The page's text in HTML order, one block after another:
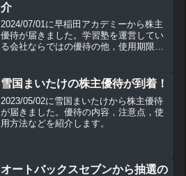
介
2024/07/01に早稲田アカデミーから株主
優待が届きました。学習塾を運営してい
る会社ならではの優待の他，使用期限の
していきます。
雪国まいたけの株主優待が到着！
2023/05/02に雪国まいたけから株主優待
が届きました。優待の内容，注意点，使
用方法などを紹介します。
オートバックスセブンから抽選の